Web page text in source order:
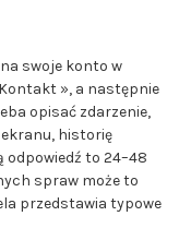
swoje konto w
», a następnie
opisać zdarzenie,
ekranu, historię
to 24–48
spraw może to
przedstawia typowe